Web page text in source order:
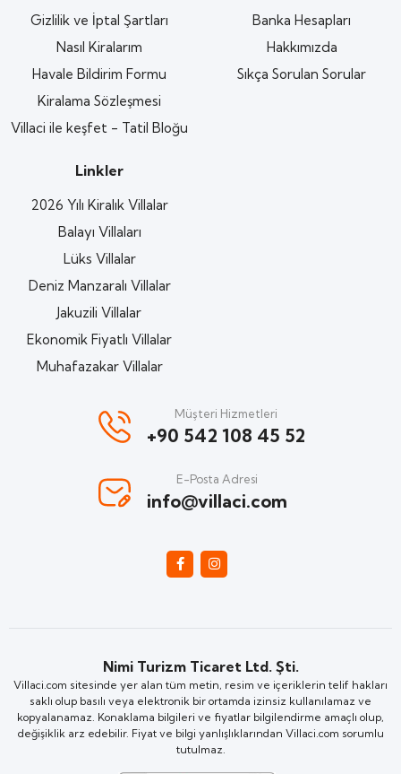
Gizlilik ve İptal Şartları
Nasıl Kiralarım
Havale Bildirim Formu
Kiralama Sözleşmesi
Villaci ile keşfet - Tatil Bloğu
Banka Hesapları
Hakkımızda
Sıkça Sorulan Sorular
Linkler
2026 Yılı Kiralık Villalar
Balayı Villaları
Lüks Villalar
Deniz Manzaralı Villalar
Jakuzili Villalar
Ekonomik Fiyatlı Villalar
Muhafazakar Villalar
Müşteri Hizmetleri
+90 542 108 45 52
E-Posta Adresi
info@villaci.com
Nimi Turizm Ticaret Ltd. Şti.
Villaci.com sitesinde yer alan tüm metin, resim ve içeriklerin telif hakları
saklı olup basılı veya elektronik bir ortamda izinsiz kullanılamaz ve
kopyalanamaz. Konaklama bilgileri ve fiyatlar bilgilendirme amaçlı olup,
değişiklik arz edebilir. Fiyat ve bilgi yanlışlıklarından Villaci.com sorumlu
tutulmaz.